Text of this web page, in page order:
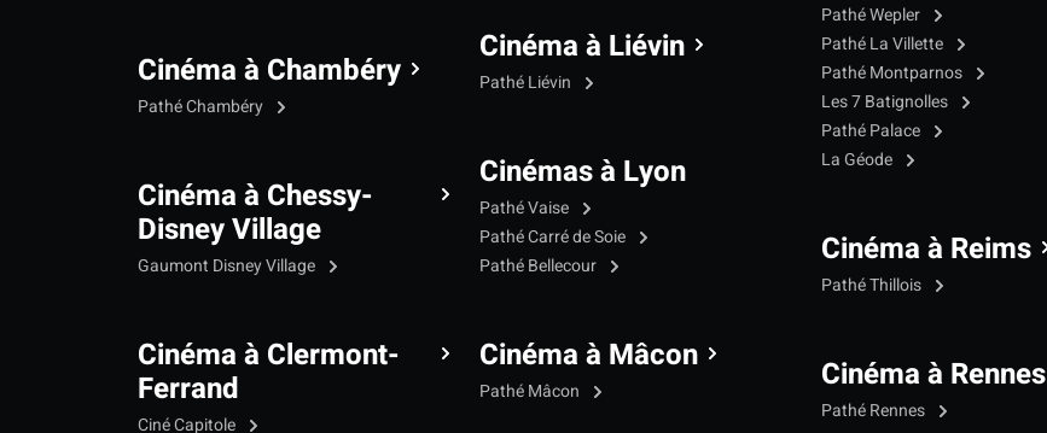
Cinéma à Chambéry
Pathé Chambéry
Cinéma à Chessy-
Disney Village
Gaumont Disney Village
Cinéma à Clermont-
Ferrand
Ciné Capitole
Cinéma à Liévin
Pathé Liévin
Cinémas à Lyon
Pathé Vaise
Pathé Carré de Soie
Pathé Bellecour
Cinéma à Mâcon
Pathé Mâcon
Pathé Wepler
Pathé La Villette
Pathé Montparnos
Les 7 Batignolles
Pathé Palace
La Géode
Cinéma à Reims
Pathé Thillois
Cinéma à Rennes
Pathé Rennes